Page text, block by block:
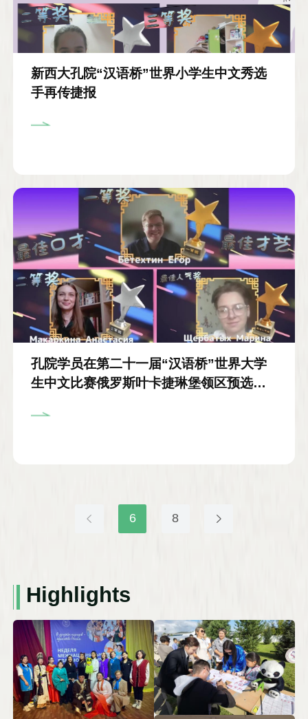
新西大孔院“汉语桥”世界小学生中文秀选
手再传捷报
孔院学员在第二十一届“汉语桥”世界大学
生中文比赛俄罗斯叶卡捷琳堡领区预选赛
6 8
Highlights